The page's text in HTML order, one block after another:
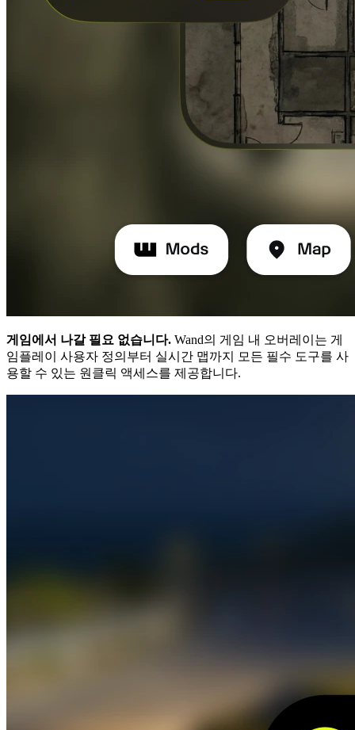
게임에서 나갈 필요 없습니다. Wand의 게임 내 오버레이는 게
임플레이 사용자 정의부터 실시간 맵까지 모든 필수 도구를 사
용할 수 있는 원클릭 액세스를 제공합니다.